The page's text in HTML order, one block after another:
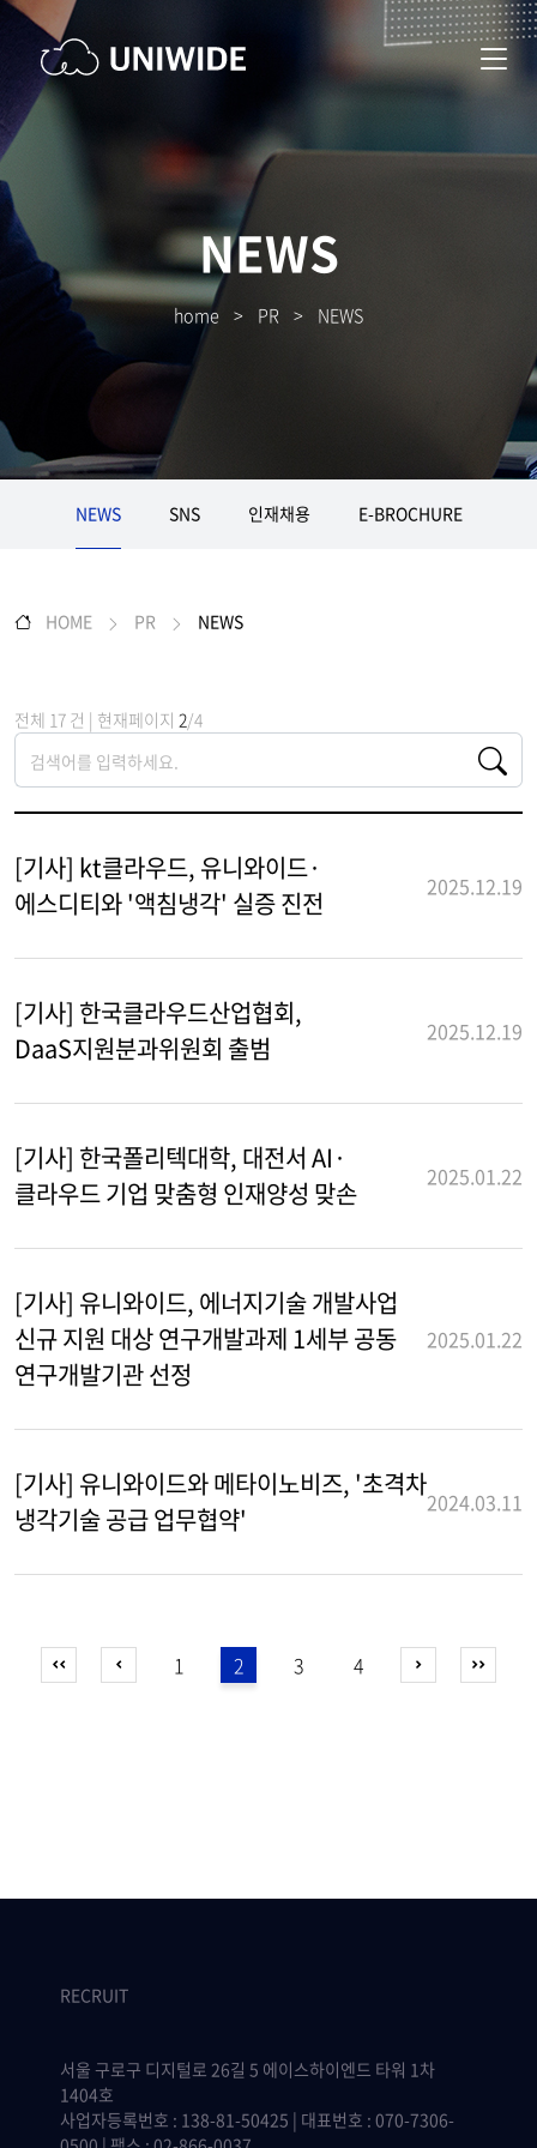
NEWS
home > PR > NEWS
NEWS SNS 인재채용 E-BROCHURE
HOME PR NEWS
전체 17 건 | 현재페이지 2/4
[기사] kt클라우드, 유니와이드·
에스디티와 '액침냉각' 실증 진전
2025.12.19
[기사] 한국클라우드산업협회,
DaaS지원분과위원회 출범
2025.12.19
[기사] 한국폴리텍대학, 대전서 AI·
클라우드 기업 맞춤형 인재양성 맞손
2025.01.22
[기사] 유니와이드, 에너지기술 개발사업
신규 지원 대상 연구개발과제 1세부 공동
연구개발기관 선정
2025.01.22
[기사] 유니와이드와 메타이노비즈, '초격차
냉각기술 공급 업무협약'
2024.03.11
1 2 3 4
RECRUIT
서울 구로구 디지털로 26길 5 에이스하이엔드 타워 1차
1404호
사업자등록번호 : 138-81-50425 | 대표번호 : 070-7306-